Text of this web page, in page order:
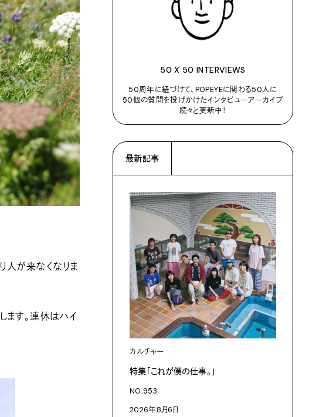
人が来なくなりま
ます。連休はハイ
50 X 50 INTERVIEWS
50周年に紐づけて、POPEYEに関わる50人に
50個の質問を投げかけたインタビューアーカイブ
続々と更新中！
最新記事
カルチャー
特集「これが僕の仕事。」
NO.953
2026年8月6日